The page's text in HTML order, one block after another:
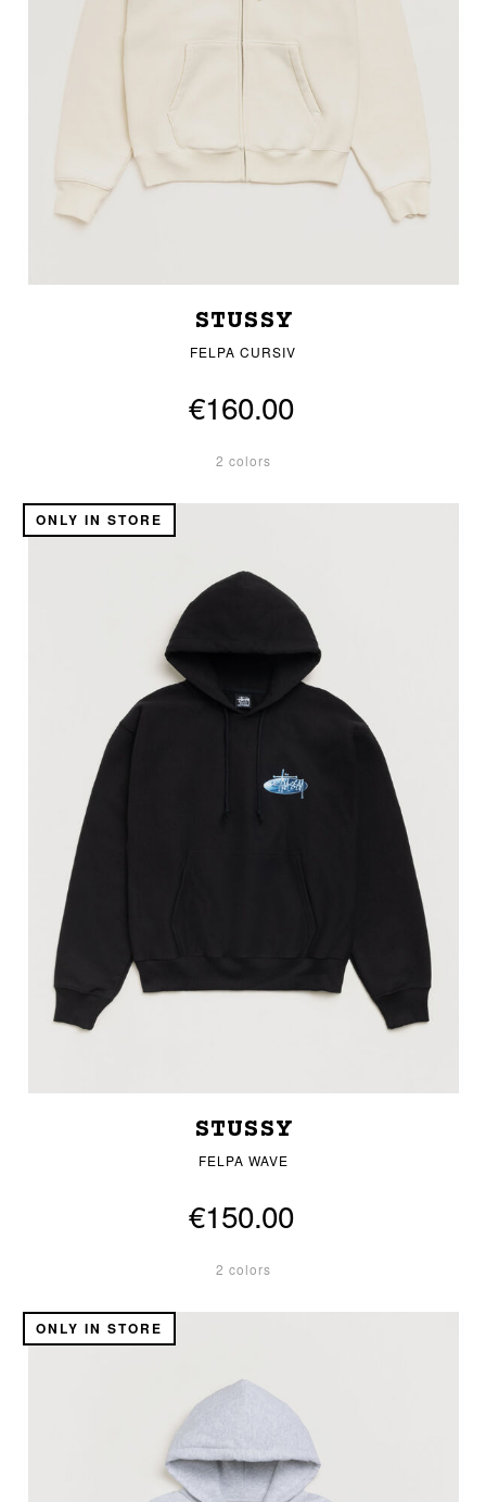
STUSSY
FELPA CURSIV
€160.00
2 colors
STUSSY
FELPA WAVE
ONLY IN STORE
€150.00
2 colors
ONLY IN STORE